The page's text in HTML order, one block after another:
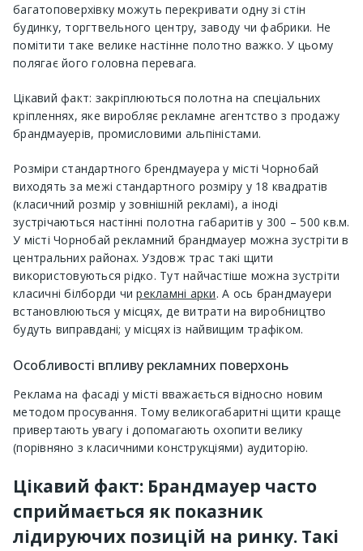
багатоповерхівку можуть перекривати одну зі стін
будинку, торгтвельного центру, заводу чи фабрики. Не
помітити таке велике настінне полотно важко. У цьому
полягає його головна перевага.
Цікавий факт: закріплюються полотна на спеціальних
кріпленнях, яке виробляє рекламне агентство з продажу
брандмауерів, промисловими альпіністами.
Розміри стандартного брендмауера у місті Чорнобай
виходять за межі стандартного розміру у 18 квадратів
(класичний розмір у зовнішній рекламі), а іноді
зустрічаються настінні полотна габаритів у 300 – 500 кв.м.
У місті Чорнобай рекламний брандмауер можна зустріти в
центральних районах. Уздовж трас такі щити
використовуються рідко. Тут найчастіше можна зустріти
класичні білборди чирекламні арки. А ось брандмауери
встановлюються у місцях, де витрати на виробництво
будуть виправдані; у місцях із найвищим трафіком.
Особливості впливу рекламних поверхонь
Реклама на фасаді у місті вважається відносно новим
методом просування. Тому великогабаритні щити краще
привертають увагу і допомагають охопити велику
(порівняно з класичними конструкціями) аудиторію.
Цікавий факт: Брандмауер часто
сприймається як показник
лідируючих позицій на ринку. Такі